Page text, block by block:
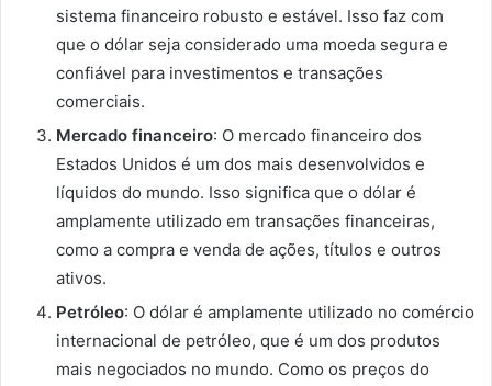
sistema financeiro robusto e estável. Isso faz com
que o dólar seja considerado uma moeda segura e
confiável para investimentos e transações
comerciais.
Mercado financeiro: O mercado financeiro dos
Estados Unidos é um dos mais desenvolvidos e
líquidos do mundo. Isso significa que o dólar é
amplamente utilizado em transações financeiras,
como a compra e venda de ações, títulos e outros
ativos.
Petróleo: O dólar é amplamente utilizado no comércio
internacional de petróleo, que é um dos produtos
mais negociados no mundo. Como os preços do